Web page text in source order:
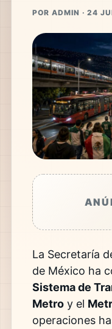
POR ADMIN · 24
La Secretaría
de México ha
Sistema de
Metroy el
operaciones